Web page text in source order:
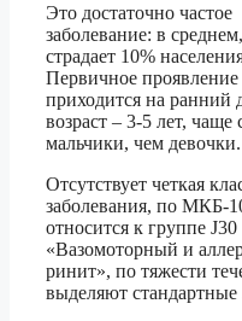
Это достаточно частое
заболевание: в
страдает 10%
Первичное проявление
приходится на ранний
возраст – 3-5 лет, чаще
мальчики, чем девочки.
Отсутствует четкая
заболевания, по МКБ-
относится к группе J30
«Вазомоторный и
ринит», по тяжести
выделяют стандартные